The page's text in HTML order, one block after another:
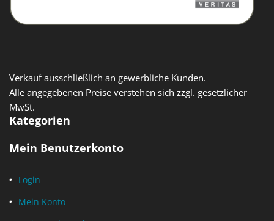
Verkauf ausschließlich an gewerbliche Kunden.
Alle angegebenen Preise verstehen sich zzgl. gesetzlicher
MwSt.
Kategorien
Mein Benutzerkonto
Login
Mein Konto